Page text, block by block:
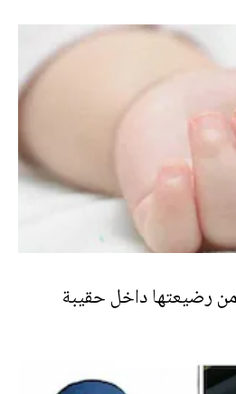
رضيعتها داخل حقيبة